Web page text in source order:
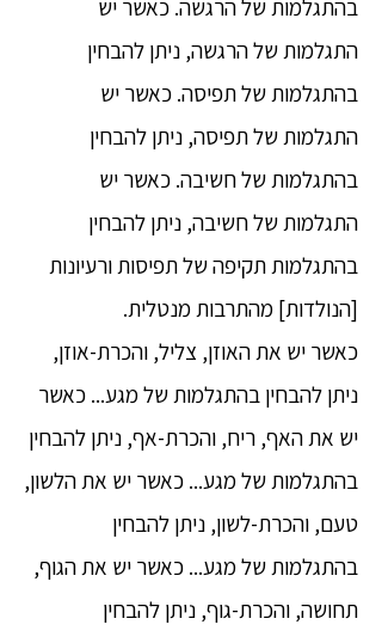
בהתגלמות של הרגשה. כאשר יש
התגלמות של הרגשה, ניתן להבחין
בהתגלמות של תפיסה. כאשר יש
התגלמות של תפיסה, ניתן להבחין
בהתגלמות של חשיבה. כאשר יש
התגלמות של חשיבה, ניתן להבחין
בהתגלמות תקיפה של תפיסות ורעיונות
[הנולדות] מהתרבות מנטלית.
כאשר יש את האוזן, צליל, והכרת-אוזן,
ניתן להבחין בהתגלמות של מגע... כאשר
יש את האף, ריח, והכרת-אף, ניתן להבחין
בהתגלמות של מגע... כאשר יש את הלשון,
טעם, והכרת-לשון, ניתן להבחין
בהתגלמות של מגע... כאשר יש את הגוף,
תחושה, והכרת-גוף, ניתן להבחין